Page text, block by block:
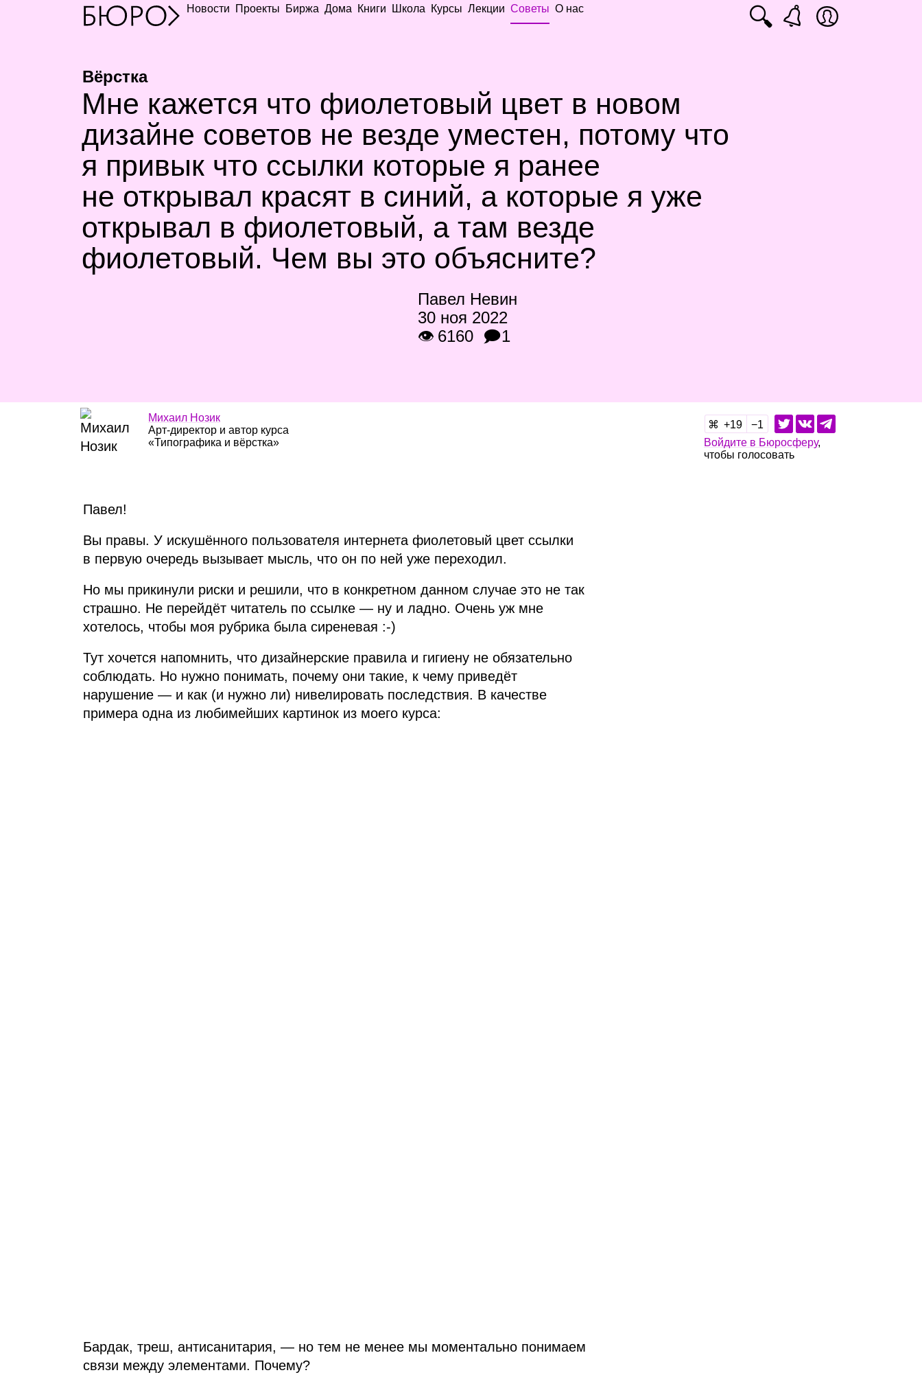
Новости Проекты Биржа Дома Книги Школа Курсы Лекции Советы О нас 🔍
Вёрстка
Мне кажется что фиолетовый цвет в новом
дизайне советов не везде уместен, потому что
я привык что ссылки которые я ранее
не открывал красят в синий, а которые я уже
открывал в фиолетовый, а там везде
фиолетовый. Чем вы это объясните?
Павел Невин
30 ноя 2022
👁 6160 🗩1
Михаил Нозик
Арт‑директор и автор курса
«Типографика и вёрстка»
19
1
Войдите в Бюросферу,
чтобы голосовать
Павел!
Вы правы. У искушённого пользователя интернета фиолетовый цвет ссылки
в первую очередь вызывает мысль, что он по ней уже переходил.
Но мы прикинули риски и решили, что в конкретном данном случае это не так
страшно. Не перейдёт читатель по ссылке — ну и ладно. Очень уж мне
хотелось, чтобы моя рубрика была сиреневая :‑)
Тут хочется напомнить, что дизайнерские правила и гигиену не обязательно
соблюдать. Но нужно понимать, почему они такие, к чему приведёт
нарушение — и как (и нужно ли) нивелировать последствия. В качестве
примера одна из любимейших картинок из моего курса:
Бардак, треш, антисанитария, — но тем не менее мы моментально понимаем
связи между элементами. Почему?